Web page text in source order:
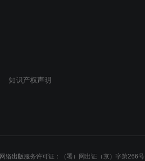
知识产权声明
网络出版服务许可证：（署）网出证（京）字第266号